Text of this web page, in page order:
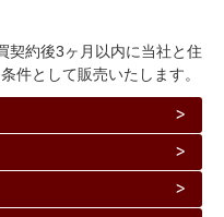
約後3ヶ月以内に当社と住
件として販売いたします。